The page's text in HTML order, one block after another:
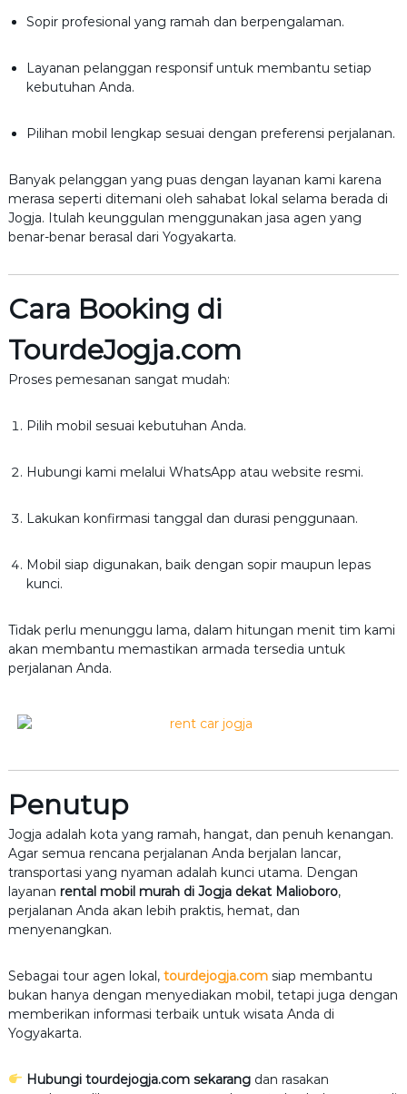
Sopir profesional yang ramah dan berpengalaman.
Layanan pelanggan responsif untuk membantu setiap
kebutuhan Anda.
Pilihan mobil lengkap sesuai dengan preferensi perjalanan.
Banyak pelanggan yang puas dengan layanan kami karena
merasa seperti ditemani oleh sahabat lokal selama berada di
Jogja. Itulah keunggulan menggunakan jasa agen yang
benar-benar berasal dari Yogyakarta.
Cara Booking di
TourdeJogja.com
Proses pemesanan sangat mudah:
Pilih mobil sesuai kebutuhan Anda.
Hubungi kami melalui WhatsApp atau website resmi.
Lakukan konfirmasi tanggal dan durasi penggunaan.
Mobil siap digunakan, baik dengan sopir maupun lepas
kunci.
Tidak perlu menunggu lama, dalam hitungan menit tim kami
akan membantu memastikan armada tersedia untuk
perjalanan Anda.
Penutup
Jogja adalah kota yang ramah, hangat, dan penuh kenangan.
Agar semua rencana perjalanan Anda berjalan lancar,
transportasi yang nyaman adalah kunci utama. Dengan
layanan rental mobil murah di Jogja dekat Malioboro,
perjalanan Anda akan lebih praktis, hemat, dan
menyenangkan.
Sebagai tour agen lokal, tourdejogja.comsiap membantu
bukan hanya dengan menyediakan mobil, tetapi juga dengan
memberikan informasi terbaik untuk wisata Anda di
Yogyakarta.
Hubungi tourdejogja.com sekarangdan rasakan